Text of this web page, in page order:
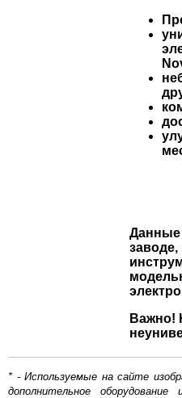
Данные
заводе,
Важно!
* - Используемые на сайте
дополнительное